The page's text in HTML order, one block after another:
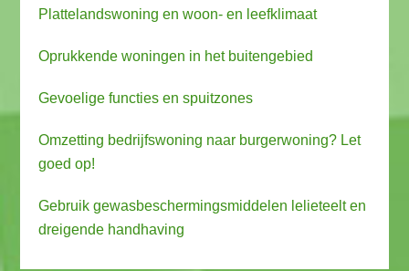
Plattelandswoning en woon- en leefklimaat
Oprukkende woningen in het buitengebied
Gevoelige functies en spuitzones
Omzetting bedrijfswoning naar burgerwoning? Let
goed op!
Gebruik gewasbeschermingsmiddelen lelieteelt en
dreigende handhaving